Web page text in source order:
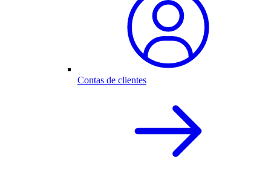
Contas de clientes